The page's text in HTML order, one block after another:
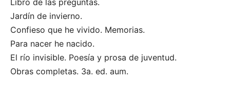
Libro de las preguntas.
Jardín de invierno.
Confieso que he vivido. Memorias.
Para nacer he nacido.
El río invisible. Poesía y prosa de juventud.
Obras completas. 3a. ed. aum.